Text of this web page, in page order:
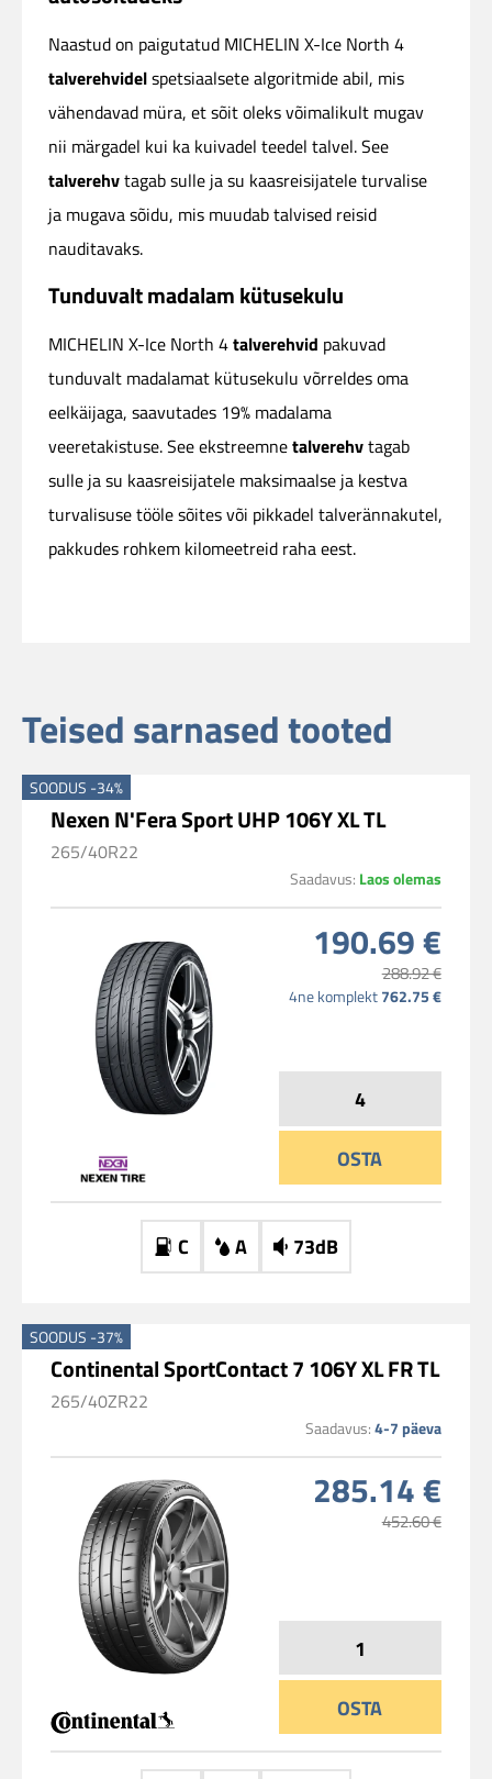
Naastud on paigutatud MICHELIN X-Ice North 4
talverehvidelspetsiaalsete algoritmide abil, mis
vähendavad müra, et sõit oleks võimalikult mugav
nii märgadel kui ka kuivadel teedel talvel. See
talverehvtagab sulle ja su kaasreisijatele turvalise
ja mugava sõidu, mis muudab talvised reisid
nauditavaks.
Tunduvalt madalam kütusekulu
MICHELIN X-Ice North 4talverehvid pakuvad
tunduvalt madalamat kütusekulu võrreldes oma
eelkäijaga, saavutades 19% madalama
veeretakistuse. See ekstreemnetalverehvtagab
sulle ja su kaasreisijatele maksimaalse ja kestva
turvalisuse tööle sõites või pikkadel talverännakutel,
pakkudes rohkem kilomeetreid raha eest.
Teised sarnased tooted
SOODUS -34%
Nexen N'Fera Sport UHP 106Y XL TL
265/40R22
Saadavus: Laos olemas
190.69 €
288.92 €
4ne komplekt 762.75 €
OSTA
C A 73dB
SOODUS -37%
Continental SportContact 7 106Y XL FR TL
265/40ZR22
Saadavus: 4-7 päeva
285.14 €
452.60 €
OSTA